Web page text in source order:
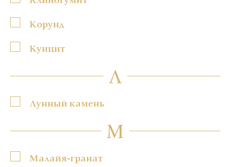
Корунд
Кунцит
Л
Лунный камень
М
Малайя-гранат